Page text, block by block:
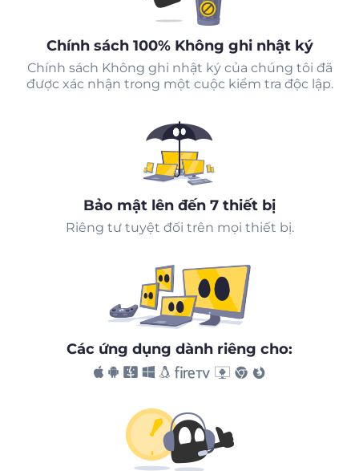
Chính sách 100% Không ghi nhật ký
Chính sách Không ghi nhật ký của chúng tôi đã
được xác nhận trong một cuộc kiểm tra độc lập.
Bảo mật lên đến 7 thiết bị
Riêng tư tuyệt đối trên mọi thiết bị.
Các ứng dụng dành riêng cho: